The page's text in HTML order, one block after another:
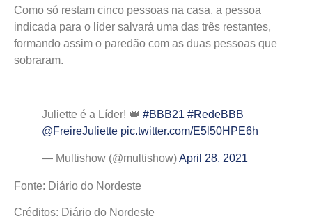
Como só restam cinco pessoas na casa, a pessoa
indicada para o líder salvará uma das três restantes,
formando assim o paredão com as duas pessoas que
sobraram.
Juliette é a Líder! 👑 #BBB21 #RedeBBB
@FreireJuliette pic.twitter.com/E5l50HPE6h
— Multishow (@multishow)April 28, 2021
Fonte: Diário do Nordeste
Créditos: Diário do Nordeste